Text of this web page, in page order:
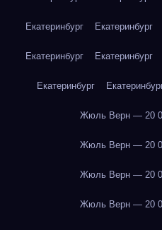
Екатеринбург Екатеринбург
Екатеринбург Екатеринбург
Екатеринбург
Жюль Верн — 20
Жюль Верн — 20
Жюль Верн — 20
Жюль Верн — 20